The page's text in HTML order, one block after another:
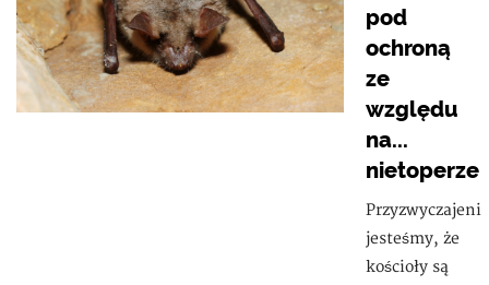
pod
ochroną
ze
względu
na...
nietoperze
Przyzwyczajeni
jesteśmy, że
kościoły są